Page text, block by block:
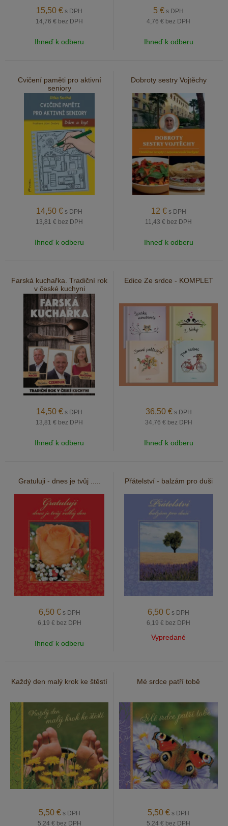
15,50 € s DPH
14,76 € bez DPH
Ihneď k odberu
5 € s DPH
4,76 € bez DPH
Ihneď k odberu
Cvičení paměti pro aktivní
seniory
14,50 € s DPH
13,81 € bez DPH
Ihneď k odberu
Dobroty sestry Vojtěchy
12 € s DPH
11,43 € bez DPH
Ihneď k odberu
Farská kuchařka. Tradiční rok
v české kuchyni
14,50 € s DPH
13,81 € bez DPH
Ihneď k odberu
Edice Ze srdce - KOMPLET
36,50 € s DPH
34,76 € bez DPH
Ihneď k odberu
Gratuluji - dnes je tvůj .....
6,50 € s DPH
6,19 € bez DPH
Ihneď k odberu
Přátelství - balzám pro duši
6,50 € s DPH
6,19 € bez DPH
Vypredané
Každý den malý krok ke štěstí
5,50 € s DPH
5,24 € bez DPH
Mé srdce patří tobě
5,50 € s DPH
5,24 € bez DPH